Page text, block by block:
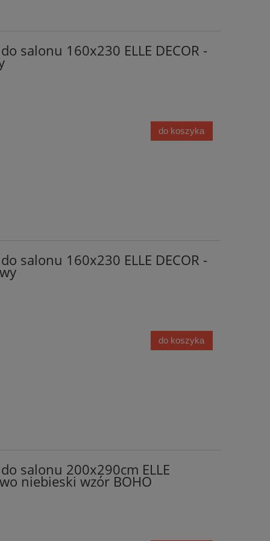
salonu 160x230 ELLE DECOR -
do koszyka
salonu 160x230 ELLE DECOR -
do koszyka
salonu 200x290cm ELLE
niebieski wzór BOHO